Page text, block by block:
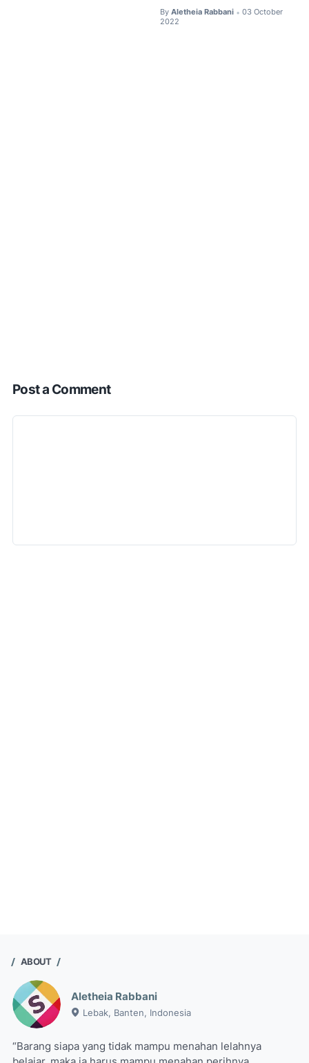
By Aletheia Rabbani • 03 October
2022
Post a Comment
ABOUT
Aletheia Rabbani
Lebak, Banten, Indonesia
“Barang siapa yang tidak mampu menahan lelahnya